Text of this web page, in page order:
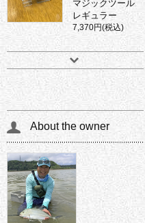
マジックツール
レギュラー
7,370円(税込)
About the owner